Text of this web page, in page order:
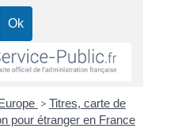
> Titres, carte de
pour étranger en France